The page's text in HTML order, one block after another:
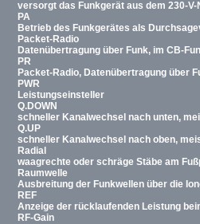
versorgt das Funkgerät aus dem 230-
PA
Betrieb des Funkgerätes als
Packet-Radio
Datenübertragung über Funk, im CB-
PR
Packet-Radio, Datenübertragung über
PWR
Leistungseinsteller
Q.DOWN
schneller Kanalwechsel nach unten,
Q.UP
schneller Kanalwechsel nach oben,
Radial
waagrechte oder schräge Stäbe am
Raumwelle
Ausbreitung der Funkwellen über die
REF
Anzeige der rücklaufenden Leistung
RF-Gain